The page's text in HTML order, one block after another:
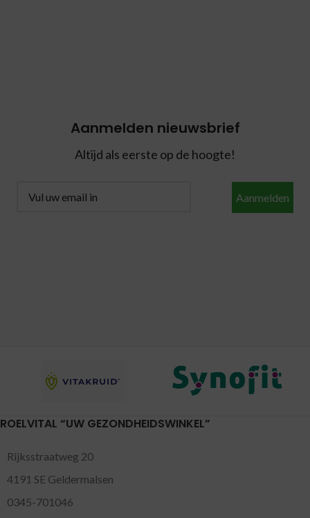
Aanmelden nieuwsbrief
Altijd als eerste op de hoogte!
Aanmelden
ROELVITAL “UW GEZONDHEIDSWINKEL”
Rijksstraatweg 20
4191 SE Geldermalsen
0345-701046